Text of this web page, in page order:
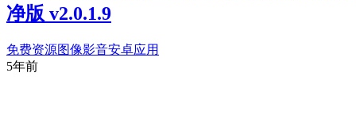
净版 v2.0.1.9
免费资源图像影音安卓应用
5年前